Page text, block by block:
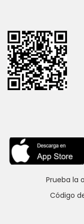
Prueba la
Código